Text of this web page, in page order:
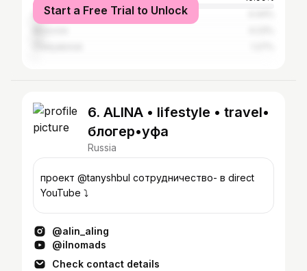
Sibay
Start a Free Trial to Unlock
6. ALINA • lifestyle • travel•
блогер•уфа
Russia
проект @tanyshbul сотрудничество- в direct
YouTube ⤵️
@alin_aling
@ilnomads
Check contact details